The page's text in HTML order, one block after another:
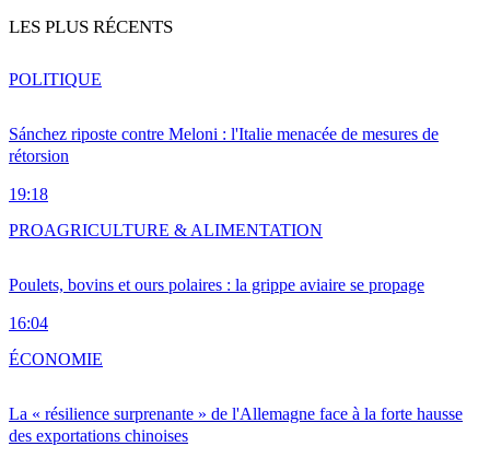
LES PLUS RÉCENTS
Sánchez riposte contre Meloni : l'Italie menacée de mesures de
rétorsion
19:18
POLITIQUE
Poulets, bovins et ours polaires : la grippe aviaire se propage
16:04
PROAGRICULTURE & ALIMENTATION
La « résilience surprenante » de l'Allemagne face à la forte hausse
des exportations chinoises
ÉCONOMIE